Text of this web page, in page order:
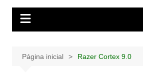
Página inicial Razer Cortex 9.0